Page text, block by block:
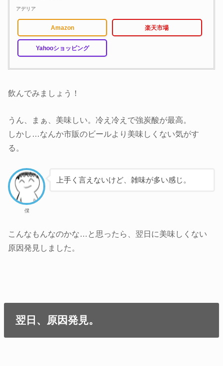
アデリア
Amazon 楽天市場
Yahooショッピング
飲んでみましょう！
うん、まぁ、美味しい。冷え冷えで強炭酸が最高。
しかし…なんか市販のビールより美味しくない気がす
る。
僕
上手く言えないけど、雑味が多い感じ。
こんなもんなのかな…と思ったら、翌日に美味しくない
原因発見しました。
翌日、原因発見。